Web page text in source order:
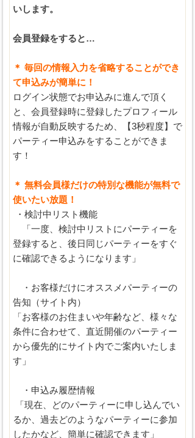
いします。
会員登録をすると…
＊ 毎回の情報入力を省略することができ
て申込みが簡単に！
ログイン状態でお申込みに進んで頂く
と、会員登録時に登録したプロフィール
情報が自動反映するため、【3秒程度】で
パーティー申込みをすることができま
す！
＊ 無料会員様だけの特別な機能が無料で
使いたい放題！
・検討中リスト機能
「一度、検討中リストにパーティーを
登録すると、後日同じパーティーをすぐ
に確認できるようになります」
・お客様だけにオススメパーティーの
告知（サイト内）
「お客様のお住まいや年齢など、様々な
条件に合わせて、直近開催のパーティー
から優先的にサイト内でご案内いたしま
す」
・申込み履歴情報
「現在、どのパーティーに申し込んでい
るか、過去どのようなパーティーに参加
したかなど、簡単に確認できます」